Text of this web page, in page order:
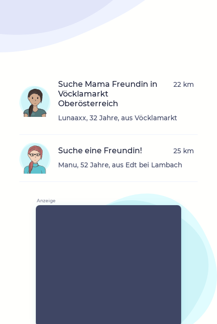
Suche Mama Freundin in
Vöcklamarkt
Oberösterreich
Lunaaxx, 32 Jahre, aus Vöcklamarkt
22 km
Suche eine Freundin!
Manu, 52 Jahre, aus Edt bei Lambach
25 km